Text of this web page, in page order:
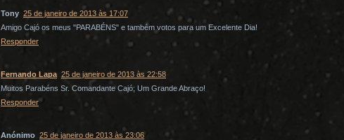
Tony 25 de janeiro de 2013 às 17:07
Amigo Cajó os meus "PARABÉNS" e também votos para um Excelente Dia!
Responder
Fernando Lapa 25 de janeiro de 2013 às 22:58
Muitos Parabéns Sr. Comandante Cajó; Um Grande Abraço!
Responder
Anónimo 25 de janeiro de 2013 às 23:06